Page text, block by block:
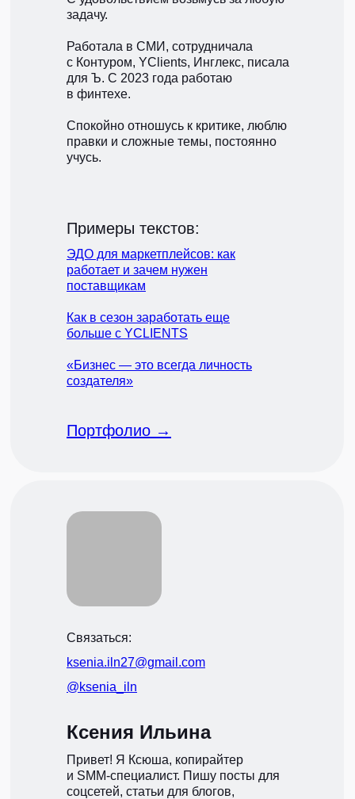
задачу.
Работала в СМИ, сотрудничала
с Контуром, YClients, Инглекс, писала
для Ъ. С 2023 года работаю
в финтехе.
Спокойно отношусь к критике, люблю
правки и сложные темы, постоянно
учусь.
Примеры текстов:
ЭДО для маркетплейсов: как
работает и зачем нужен
поставщикам
Как в сезон заработать еще
больше с YCLIENTS
«Бизнес — это всегда личность
создателя»
Портфолио →
Ксения Ильина
Привет! Я Ксюша, копирайтер
и SMM-специалист. Пишу посты для
соцсетей, статьи для блогов,
Связаться:
@ksenia_iln
ksenia.iln27@gmail.com